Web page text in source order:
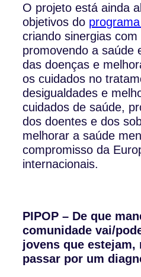
O projeto está ainda
objetivos do
criando sinergias
promovendo a saúde
das doenças e
os cuidados no
desigualdades e
cuidados de saúde,
dos doentes e dos
melhorar a saúde
compromisso da
internacionais.
PIPOP – De que
comunidade vai/
jovens que estejam,
passar por um